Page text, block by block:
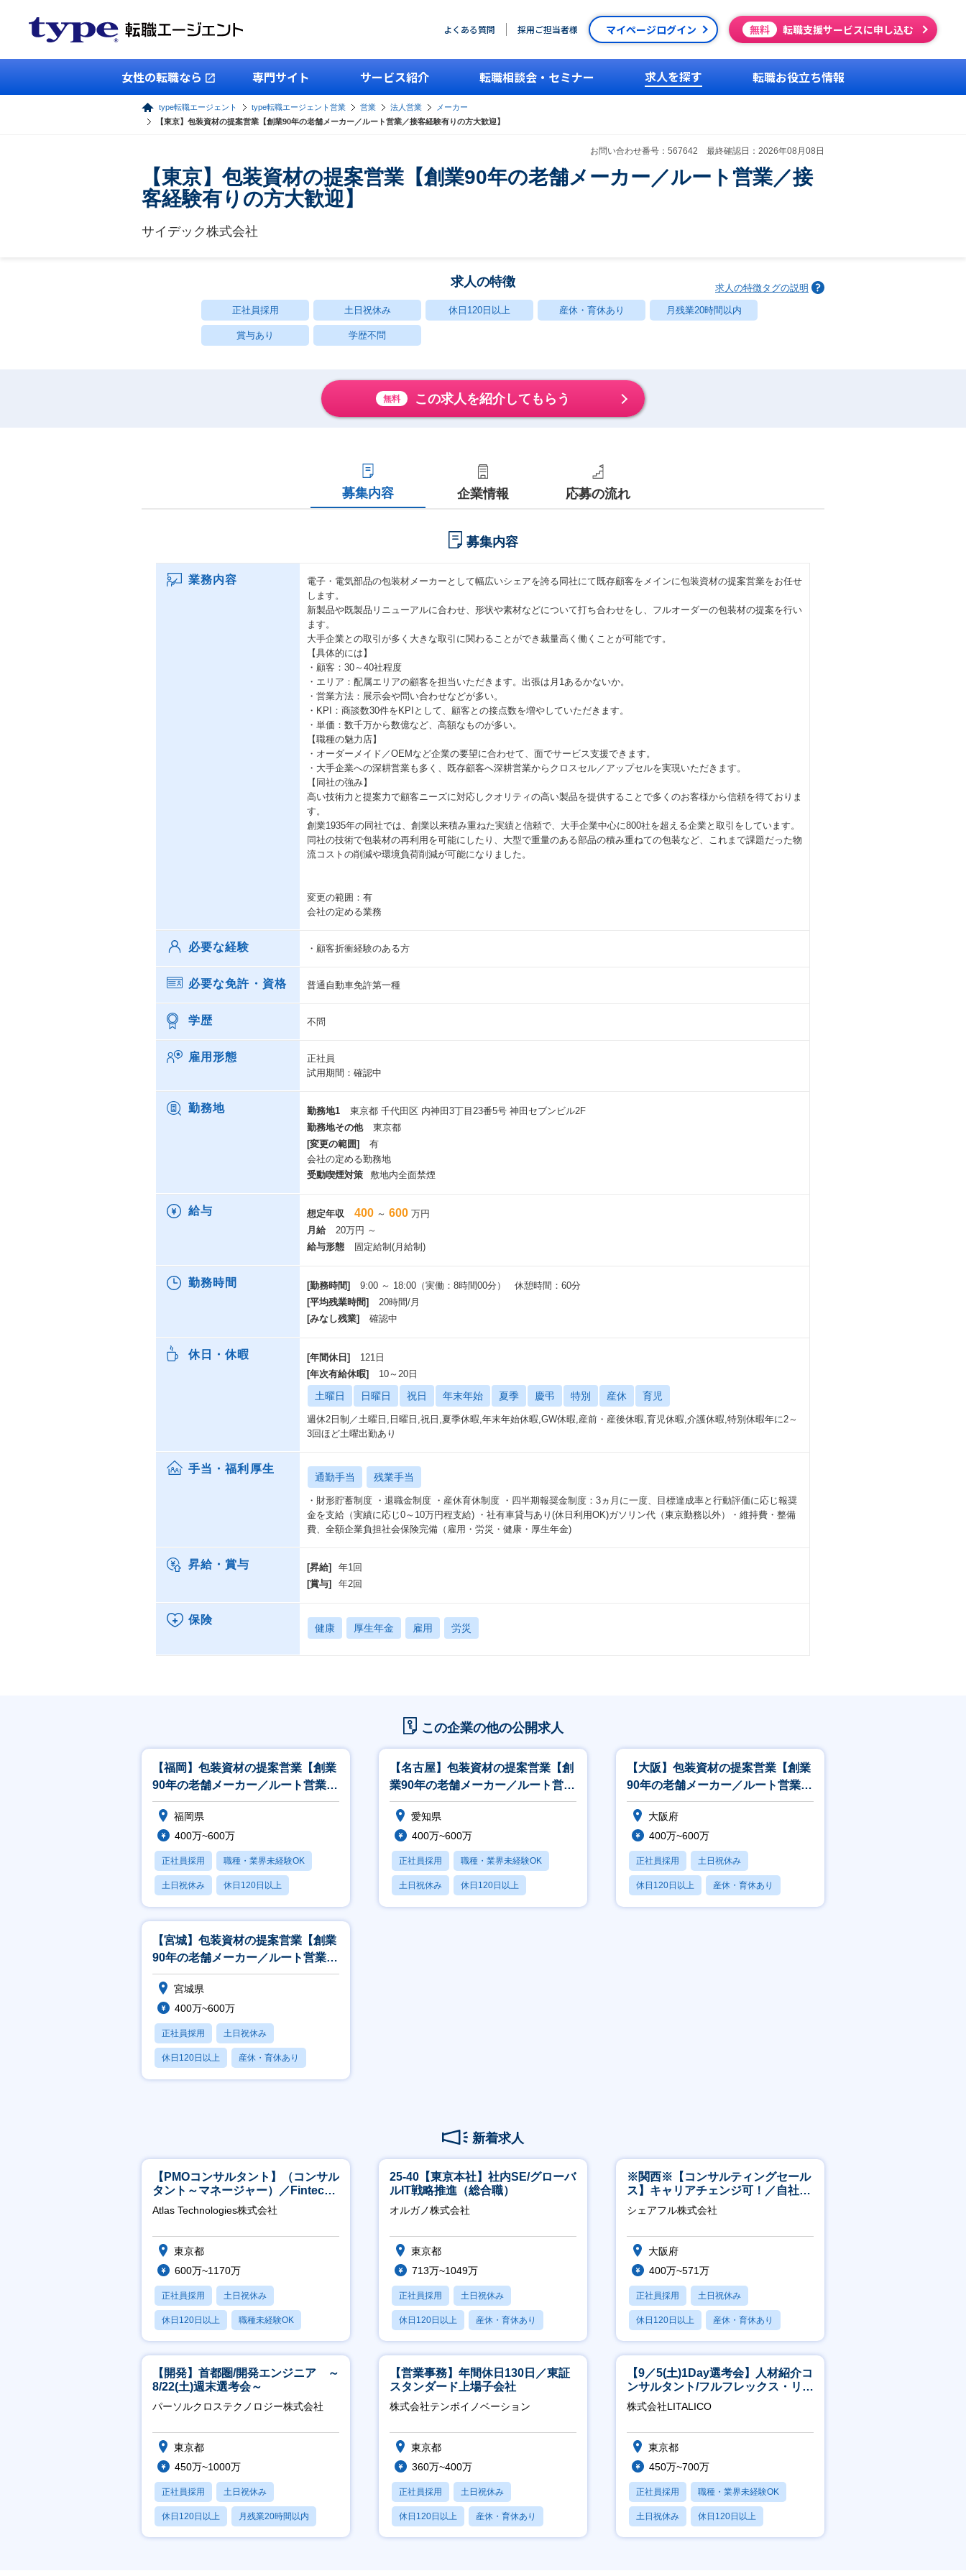
よくある質問 採用ご担当者様 マイページログイン 無料 転職支援サービスに申し込む
女性の転職なら 専門サイト サービス紹介 転職相談会・セミナー 求人を探す 転職お役立ち情報
type転職エージェント type転職エージェント営業 営業 法人営業
メーカー
【東京】包装資材の提案営業【創業90年の老舗メーカー／ルート営業／接客経験有りの方大歓迎】
お問い合わせ番号：567642 最終確認日：2026年08月08日
【東京】包装資材の提案営業【創業90年の老舗メーカー／ルート営業／接
客経験有りの方大歓迎】
サイデック株式会社
求人の特徴 求人の特徴タグの説明
正社員採用 土日祝休み 休日120日以上 産休・育休あり 月残業20時間以内
賞与あり 学歴不問
無料 この求人を紹介してもらう
募集内容 企業情報 応募の流れ
募集内容
業務内容
電子・電気部品の包装材メーカーとして幅広いシェアを誇る同社にて既存顧客をメインに包装資材の提案営業をお任せ
します。
新製品や既製品リニューアルに合わせ、形状や素材などについて打ち合わせをし、フルオーダーの包装材の提案を行い
ます。
大手企業との取引が多く大きな取引に関わることができ裁量高く働くことが可能です。
【具体的には】
・顧客：30～40社程度
・エリア：配属エリアの顧客を担当いただきます。出張は月1あるかないか。
・営業方法：展示会や問い合わせなどが多い。
・KPI：商談数30件をKPIとして、顧客との接点数を増やしていただきます。
・単価：数千万から数億など、高額なものが多い。
【職種の魅力店】
・オーダーメイド／OEMなど企業の要望に合わせて、面でサービス支援できます。
・大手企業への深耕営業も多く、既存顧客へ深耕営業からクロスセル／アップセルを実現いただきます。
【同社の強み】
高い技術力と提案力で顧客ニーズに対応しクオリティの高い製品を提供することで多くのお客様から信頼を得ておりま
す。
創業1935年の同社では、創業以来積み重ねた実績と信頼で、大手企業中心に800社を超える企業と取引をしています。
同社の技術で包装材の再利用を可能にしたり、大型で重量のある部品の積み重ねての包装など、これまで課題だった物
流コストの削減や環境負荷削減が可能になりました。
変更の範囲：有
会社の定める業務
必要な経験 ・顧客折衝経験のある方
必要な免許・資格 普通自動車免許第一種
学歴 不問
雇用形態
正社員
試用期間：確認中
勤務地 勤務地1
東京都 千代田区 内神田3丁目23番5号 神田セブンビル2F
勤務地その他
東京都
[変更の範囲]
有
会社の定める勤務地
受動喫煙対策
敷地内全面禁煙
給与 想定年収 400 ～ 600 万円
月給
20万円 ～
給与形態
固定給制(月給制)
勤務時間 [勤務時間]
9:00 ～ 18:00（実働：8時間00分） 休憩時間：60分
[平均残業時間]
20時間/月
[みなし残業]
確認中
休日・休暇 [年間休日]
121日
[年次有給休暇]
10～20日
土曜日 日曜日 祝日 年末年始 夏季 慶弔 特別 産休 育児
週休2日制／土曜日,日曜日,祝日,夏季休暇,年末年始休暇,GW休暇,産前・産後休暇,育児休暇,介護休暇,特別休暇年に2～
3回ほど土曜出勤あり
手当・福利厚生
通勤手当 残業手当
・財形貯蓄制度 ・退職金制度 ・産休育休制度 ・四半期報奨金制度：3ヵ月に一度、目標達成率と行動評価に応じ報奨
金を支給（実績に応じ0～10万円程支給) ・社有車貸与あり(休日利用OK)ガソリン代（東京勤務以外）・維持費・整備
費、全額企業負担社会保険完備（雇用・労災・健康・厚生年金)
昇給・賞与 [昇給]
年1回
[賞与]
年2回
保険
健康 厚生年金 雇用 労災
この企業の他の公開求人
【福岡】包装資材の提案営業【創業
90年の老舗メーカー／ルート営業／
接客経験有りの方大歓迎】
福岡県
400万~600万
正社員採用 職種・業界未経験OK
土日祝休み 休日120日以上
産休・育休あり
【名古屋】包装資材の提案営業【創
業90年の老舗メーカー／ルート営業
／接客経験有りの方大歓迎】
愛知県
400万~600万
正社員採用 職種・業界未経験OK
土日祝休み 休日120日以上
産休・育休あり
【大阪】包装資材の提案営業【創業
90年の老舗メーカー／ルート営業／
接客経験有りの方大歓迎】
大阪府
400万~600万
正社員採用 土日祝休み
休日120日以上 産休・育休あり
月残業20時間以内
【宮城】包装資材の提案営業【創業
90年の老舗メーカー／ルート営業／
接客経験有りの方大歓迎】
宮城県
400万~600万
正社員採用 土日祝休み
休日120日以上 産休・育休あり
月残業20時間以内
新着求人
【PMOコンサルタント】（コンサル
タント～マネージャー）／Fintech
領域／設立5年弱で上場
Atlas Technologies株式会社
東京都
600万~1170万
正社員採用 土日祝休み
休日120日以上 職種未経験OK
産休・育休あり
25-40【東京本社】社内SE/グローバ
ルIT戦略推進（総合職）
オルガノ株式会社
東京都
713万~1049万
正社員採用 土日祝休み
休日120日以上 産休・育休あり
月残業20時間以内
※関西※【コンサルティングセール
ス】キャリアチェンジ可！／自社サ
ービス『シェアフル』の営業
シェアフル株式会社
大阪府
400万~571万
正社員採用 土日祝休み
休日120日以上 産休・育休あり
賞与あり
【開発】首都圏/開発エンジニア ～
8/22(土)週末選考会～
パーソルクロステクノロジー株式会社
東京都
450万~1000万
正社員採用 土日祝休み
休日120日以上 月残業20時間以内
賞与あり
【営業事務】年間休日130日／東証
スタンダード上場子会社
株式会社テンポイノベーション
東京都
360万~400万
正社員採用 土日祝休み
休日120日以上 産休・育休あり
賞与あり
【9／5(土)1Day選考会】人材紹介コ
ンサルタント/フルフレックス・リモ
ート/育休最長6年取得可
株式会社LITALICO
東京都
450万~700万
正社員採用 職種・業界未経験OK
土日祝休み 休日120日以上
産休・育休あり